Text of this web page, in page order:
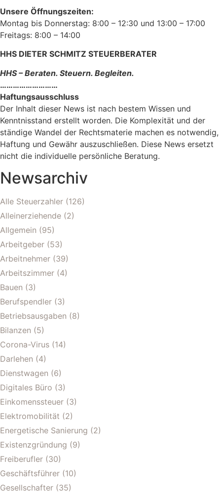
Unsere Öffnungszeiten:
Montag bis Donnerstag: 8:00 – 12:30 und 13:00 – 17:00
Freitags: 8:00 – 14:00
HHS DIETER SCHMITZ STEUERBERATER
HHS – Beraten. Steuern. Begleiten.
………………………
Haftungsausschluss
Der Inhalt dieser News ist nach bestem Wissen und
Kenntnisstand erstellt worden. Die Komplexität und der
ständige Wandel der Rechtsmaterie machen es notwendig,
Haftung und Gewähr auszuschließen. Diese News ersetzt
nicht die individuelle persönliche Beratung.
Newsarchiv
Alle Steuerzahler (126)
Alleinerziehende (2)
Allgemein (95)
Arbeitgeber (53)
Arbeitnehmer (39)
Arbeitszimmer (4)
Bauen (3)
Berufspendler (3)
Betriebsausgaben (8)
Bilanzen (5)
Corona-Virus (14)
Darlehen (4)
Dienstwagen (6)
Digitales Büro (3)
Einkomenssteuer (3)
Elektromobilität (2)
Energetische Sanierung (2)
Existenzgründung (9)
Freiberufler (30)
Geschäftsführer (10)
Gesellschafter (35)